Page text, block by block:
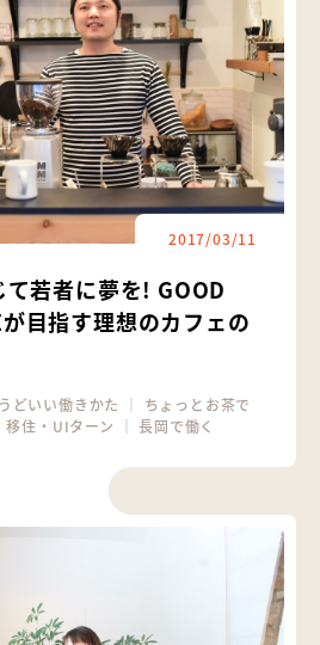
2017/03/11
若者に夢を! GOOD
目指す理想のカフェの
どいい働きかた ｜ ちょっとお茶で
移住・UIターン ｜長岡で働く